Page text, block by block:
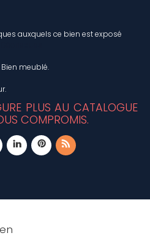
auxquels ce bien est exposé
Bien meublé.
PLUS AU CATALOGUE
COMPROMIS.